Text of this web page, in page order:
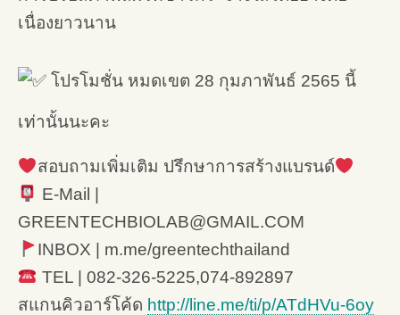
เนื่องยาวนาน
โปรโมชั่น หมดเขต 28 กุมภาพันธ์ 2565 นี้
เท่านั้นนะคะ
สอบถามเพิ่มเติม ปรึกษาการสร้างแบรนด์
E-Mail |
GREENTECHBIOLAB@GMAIL.COM
INBOX | m.me/greentechthailand
TEL | 082-326-5225,074-892897
สแกนคิวอาร์โค้ด http://line.me/ti/p/ATdHVu-6oy